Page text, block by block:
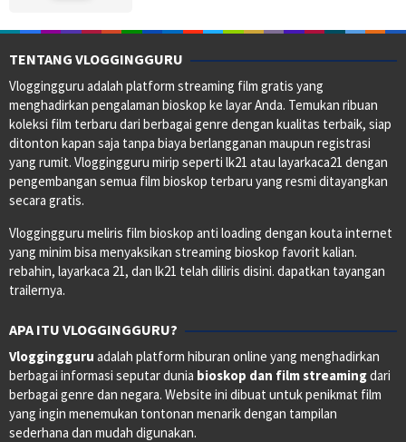
TENTANG VLOGGINGGURU
Vloggingguru adalah platform streaming film gratis yang
menghadirkan pengalaman bioskop ke layar Anda. Temukan ribuan
koleksi film terbaru dari berbagai genre dengan kualitas terbaik, siap
ditonton kapan saja tanpa biaya berlangganan maupun registrasi
yang rumit. Vloggingguru mirip seperti lk21 atau layarkaca21 dengan
pengembangan semua film bioskop terbaru yang resmi ditayangkan
secara gratis.
Vloggingguru meliris film bioskop anti loading dengan kouta internet
yang minim bisa menyaksikan streaming bioskop favorit kalian.
rebahin, layarkaca 21, dan lk21 telah diliris disini. dapatkan tayangan
trailernya.
APA ITU VLOGGINGGURU?
Vloggingguru adalah platform hiburan online yang menghadirkan
berbagai informasi seputar dunia bioskop dan film streamingdari
berbagai genre dan negara. Website ini dibuat untuk penikmat film
yang ingin menemukan tontonan menarik dengan tampilan
sederhana dan mudah digunakan.